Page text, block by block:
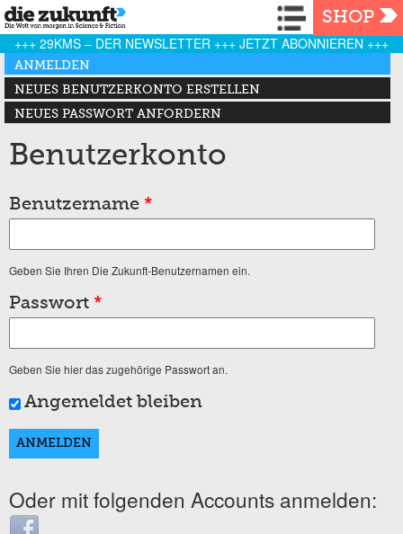
Navigation
SHOP
+++ 29KMS – DER NEWSLETTER +++ JETZT ABONNIEREN +++
Haupt-Reiter
ANMELDEN
(AKTIVER REITER)
NEUES BENUTZERKONTO ERSTELLEN
NEUES PASSWORT ANFORDERN
Benutzerkonto
Benutzername *
Geben Sie Ihren Die Zukunft-Benutzernamen ein.
Passwort *
Geben Sie hier das zugehörige Passwort an.
Angemeldet bleiben
Oder mit folgenden Accounts anmelden:
Login with Facebook